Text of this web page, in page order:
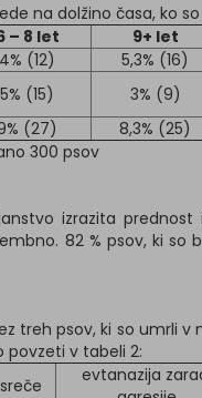
na dolžino časa, ko
– 8 let
9+ let
4% (12)
5,3% (16)
5% (15)
3% (9)
(27)
8,3% (25)
300 psov
izrazita
82 % psov, ki
treh psov, ki so
povzeti v tabeli 2:
evtanazija